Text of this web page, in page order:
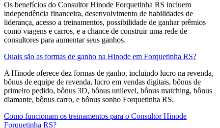
Os benefícios do Consultor Hinode Forquetinha RS incluem
independência financeira, desenvolvimento de habilidades de
liderança, acesso a treinamentos, possibilidade de ganhar prêmios
como viagens e carros, e a chance de construir uma rede de
consultores para aumentar seus ganhos.
Quais são as formas de ganho na Hinode em Forquetinha RS?
A Hinode oferece dez formas de ganho, incluindo lucro na revenda,
bônus de equipe de revenda, lucro em vendas digitais, bônus de
primeiro pedido, bônus 3D, bônus unilevel, bônus matching, bônus
diamante, bônus carro, e bônus sonho Forquetinha RS.
Como funcionam os treinamentos para o Consultor Hinode
Forquetinha RS?